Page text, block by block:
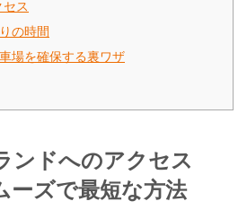
ス
の時間
場を確保する裏ワザ
ンドへのアクセス
ーズで最短な方法